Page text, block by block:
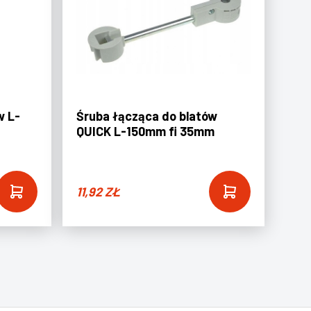
L-
Śruba łącząca do blatów
QUICK L-150mm fi 35mm
11,92ZŁ